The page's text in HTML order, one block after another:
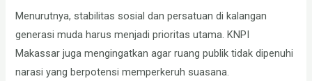
Menurutnya, stabilitas sosial dan persatuan di kalangan
generasi muda harus menjadi prioritas utama. KNPI
Makassar juga mengingatkan agar ruang publik tidak dipenuhi
narasi yang berpotensi memperkeruh suasana.